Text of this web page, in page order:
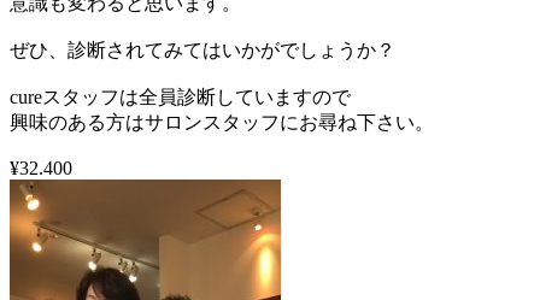
ぜひ、診断されてみてはいかがでしょうか？
cureスタッフは全員診断していますので
興味のある方はサロンスタッフにお尋ね下さい。
¥32.400